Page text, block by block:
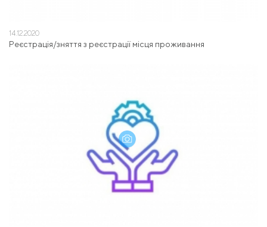
14.12.2020
Реєстрація/зняття з реєстрації місця проживання